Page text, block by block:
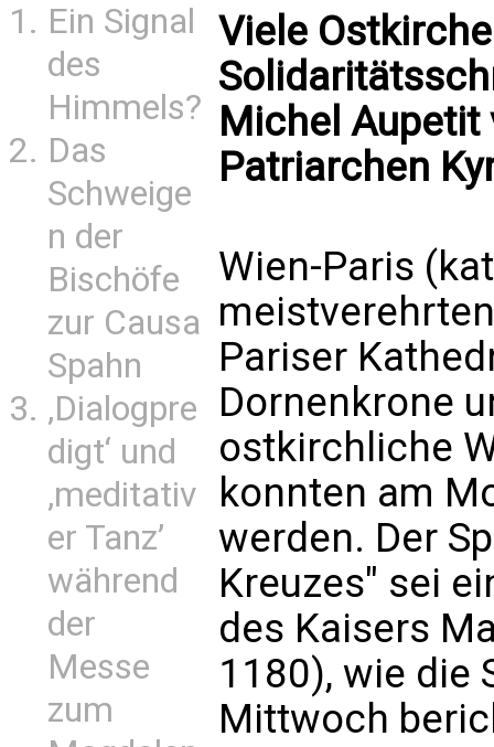
Ein Signal
des
Himmels?
Das
Schweige
n der
Bischöfe
zur Causa
Spahn
‚Dialogpre
digt‘ und
‚meditativ
er Tanz’
während
der
Messe
zum
Viele
Michel Aupetit
Patriarchen
Wien-Paris
Pariser
Dornenkrone
ostkirchliche
konnten am
werden. Der
Kreuzes" sei
des Kaisers
1180), wie die
Mittwoch